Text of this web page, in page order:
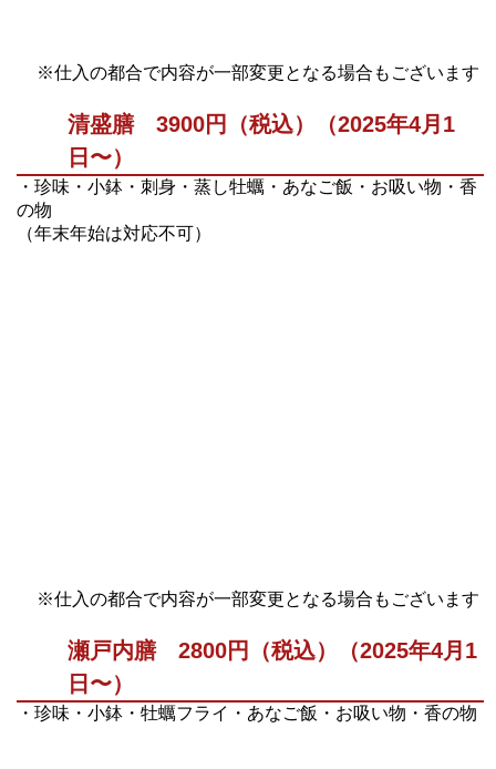
※仕入の都合で内容が一部変更となる場合もございます
清盛膳 3900円（税込）（2025年4月1
日〜）
・珍味・小鉢・刺身・蒸し牡蠣・あなご飯・お吸い物・香
の物
（年末年始は対応不可）
※仕入の都合で内容が一部変更となる場合もございます
瀬戸内膳 2800円（税込）（2025年4月1
日〜）
・珍味・小鉢・牡蠣フライ・あなご飯・お吸い物・香の物